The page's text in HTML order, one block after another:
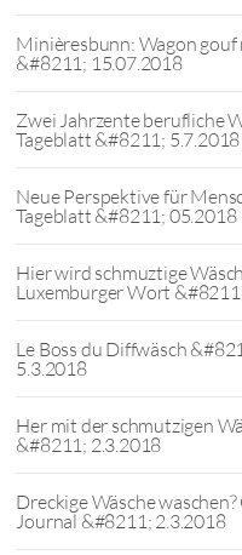
Minièresbunn: Wagon
&#8211; 15.07.2018
Zwei Jahrzente berufliche
Tageblatt &#8211; 5.7.2018
Neue Perspektive für
Tageblatt &#8211; 05.2018
Hier wird schmuztige
Luxemburger Wort
Le Boss du Diffwäsch
5.3.2018
Her mit der schmutzigen
&#8211; 2.3.2018
Dreckige Wäsche
Journal &#8211; 2.3.2018